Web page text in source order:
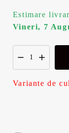
o
t
:
e
1
1
Estimare
Vineri, 7
Variante de